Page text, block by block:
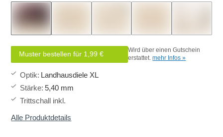
Muster bestellen für 1,99 €
Wird über einen Gutschein
erstattet.mehr Infos »
Optik: Landhausdiele XL
Stärke: 5,40 mm
Trittschall inkl.
Alle Produktdetails